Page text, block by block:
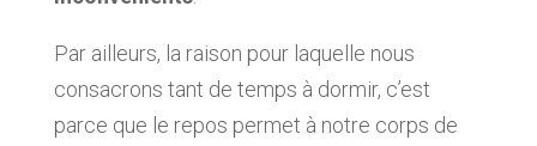
Par ailleurs, la raison pour laquelle nous
consacrons tant de temps à dormir, c’est
parce que le repos permet à notre corps de